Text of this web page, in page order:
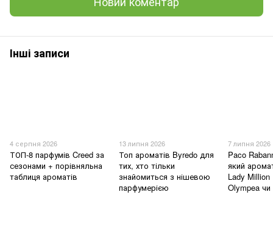
Інші записи
4 серпня 2026
ТОП-8 парфумів Creed за
сезонами + порівняльна
таблиця ароматів
13 липня 2026
Топ ароматів Byredo для
тих, хто тільки
знайомиться з нішевою
парфумерією
7 липня 2026
Paco
який
Lady Million
Olympea